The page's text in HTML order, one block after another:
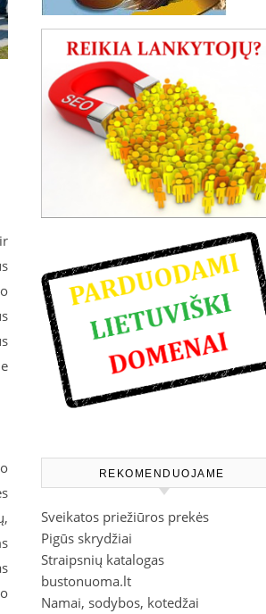
REKOMENDUOJAME
Sveikatos priežiūros prekės
Pigūs skrydžiai
Straipsnių katalogas
bustonuoma.lt
Namai, sodybos, kotedžai